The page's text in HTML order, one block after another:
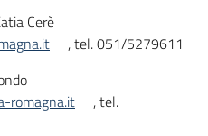
Cerè
, tel. 051/5279611
romagna.it
, tel.